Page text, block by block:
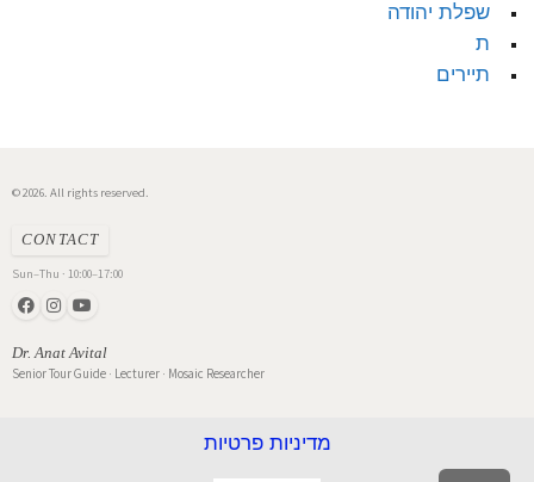
שפלת יהודה
ת
תיירים
© 2026. All rights reserved.
CONTACT
Sun–Thu · 10:00–17:00
Dr. Anat Avital
Senior Tour Guide · Lecturer · Mosaic Researcher
מדיניות פרטיות